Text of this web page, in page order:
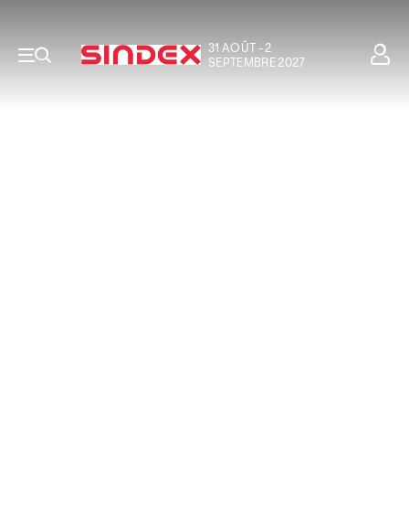
31 AOÛT - 2
SEPTEMBRE 2027